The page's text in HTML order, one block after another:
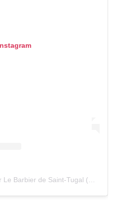
Une publication partagée par Le Barbier de Saint-Tugal (@lebarbierdesainttugal)